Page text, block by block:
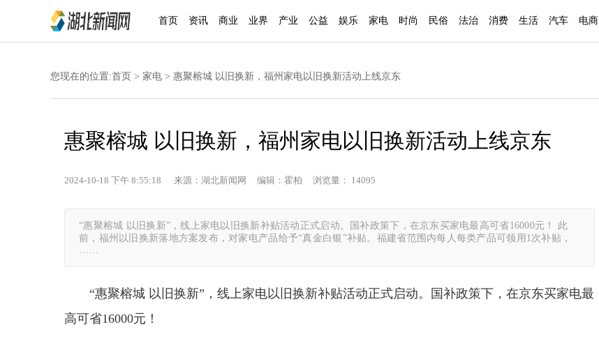
首页 资讯 商业 业界 产业 公益 娱乐 家电 时尚 民俗 法治 消费 生活 汽车 电商
您现在的位置:首页 > 家电 > 惠聚榕城 以旧换新，福州家电以旧换新活动上线京东
惠聚榕城 以旧换新，福州家电以旧换新活动上线京东
2024-10-18 下午 8:55:18 来源：湖北新闻网 编辑：霍柏 浏览量： 14095
“惠聚榕城 以旧换新”，线上家电以旧换新补贴活动正式启动。国补政策下，在京东买家电最高可省16000元！ 此
前，福州以旧换新落地方案发布，对家电产品给予“真金白银”补贴。福建省范围内每人每类产品可领用1次补贴，
……
“惠聚榕城 以旧换新”，线上家电以旧换新补贴活动正式启动。国补政策下，在京东买家电最
高可省16000元！